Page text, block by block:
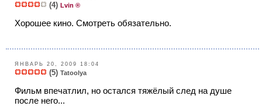
(4) Lvin ®
Хорошее кино. Смотреть обязательно.
ЯНВАРЬ 20, 2009 18:04
(5) Tatoolya
Фильм впечатлил, но остался тяжёлый след на душе
после него...